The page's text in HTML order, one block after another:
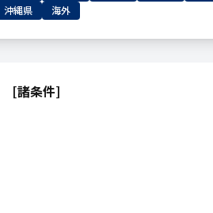
沖縄県 海外
[諸条件]